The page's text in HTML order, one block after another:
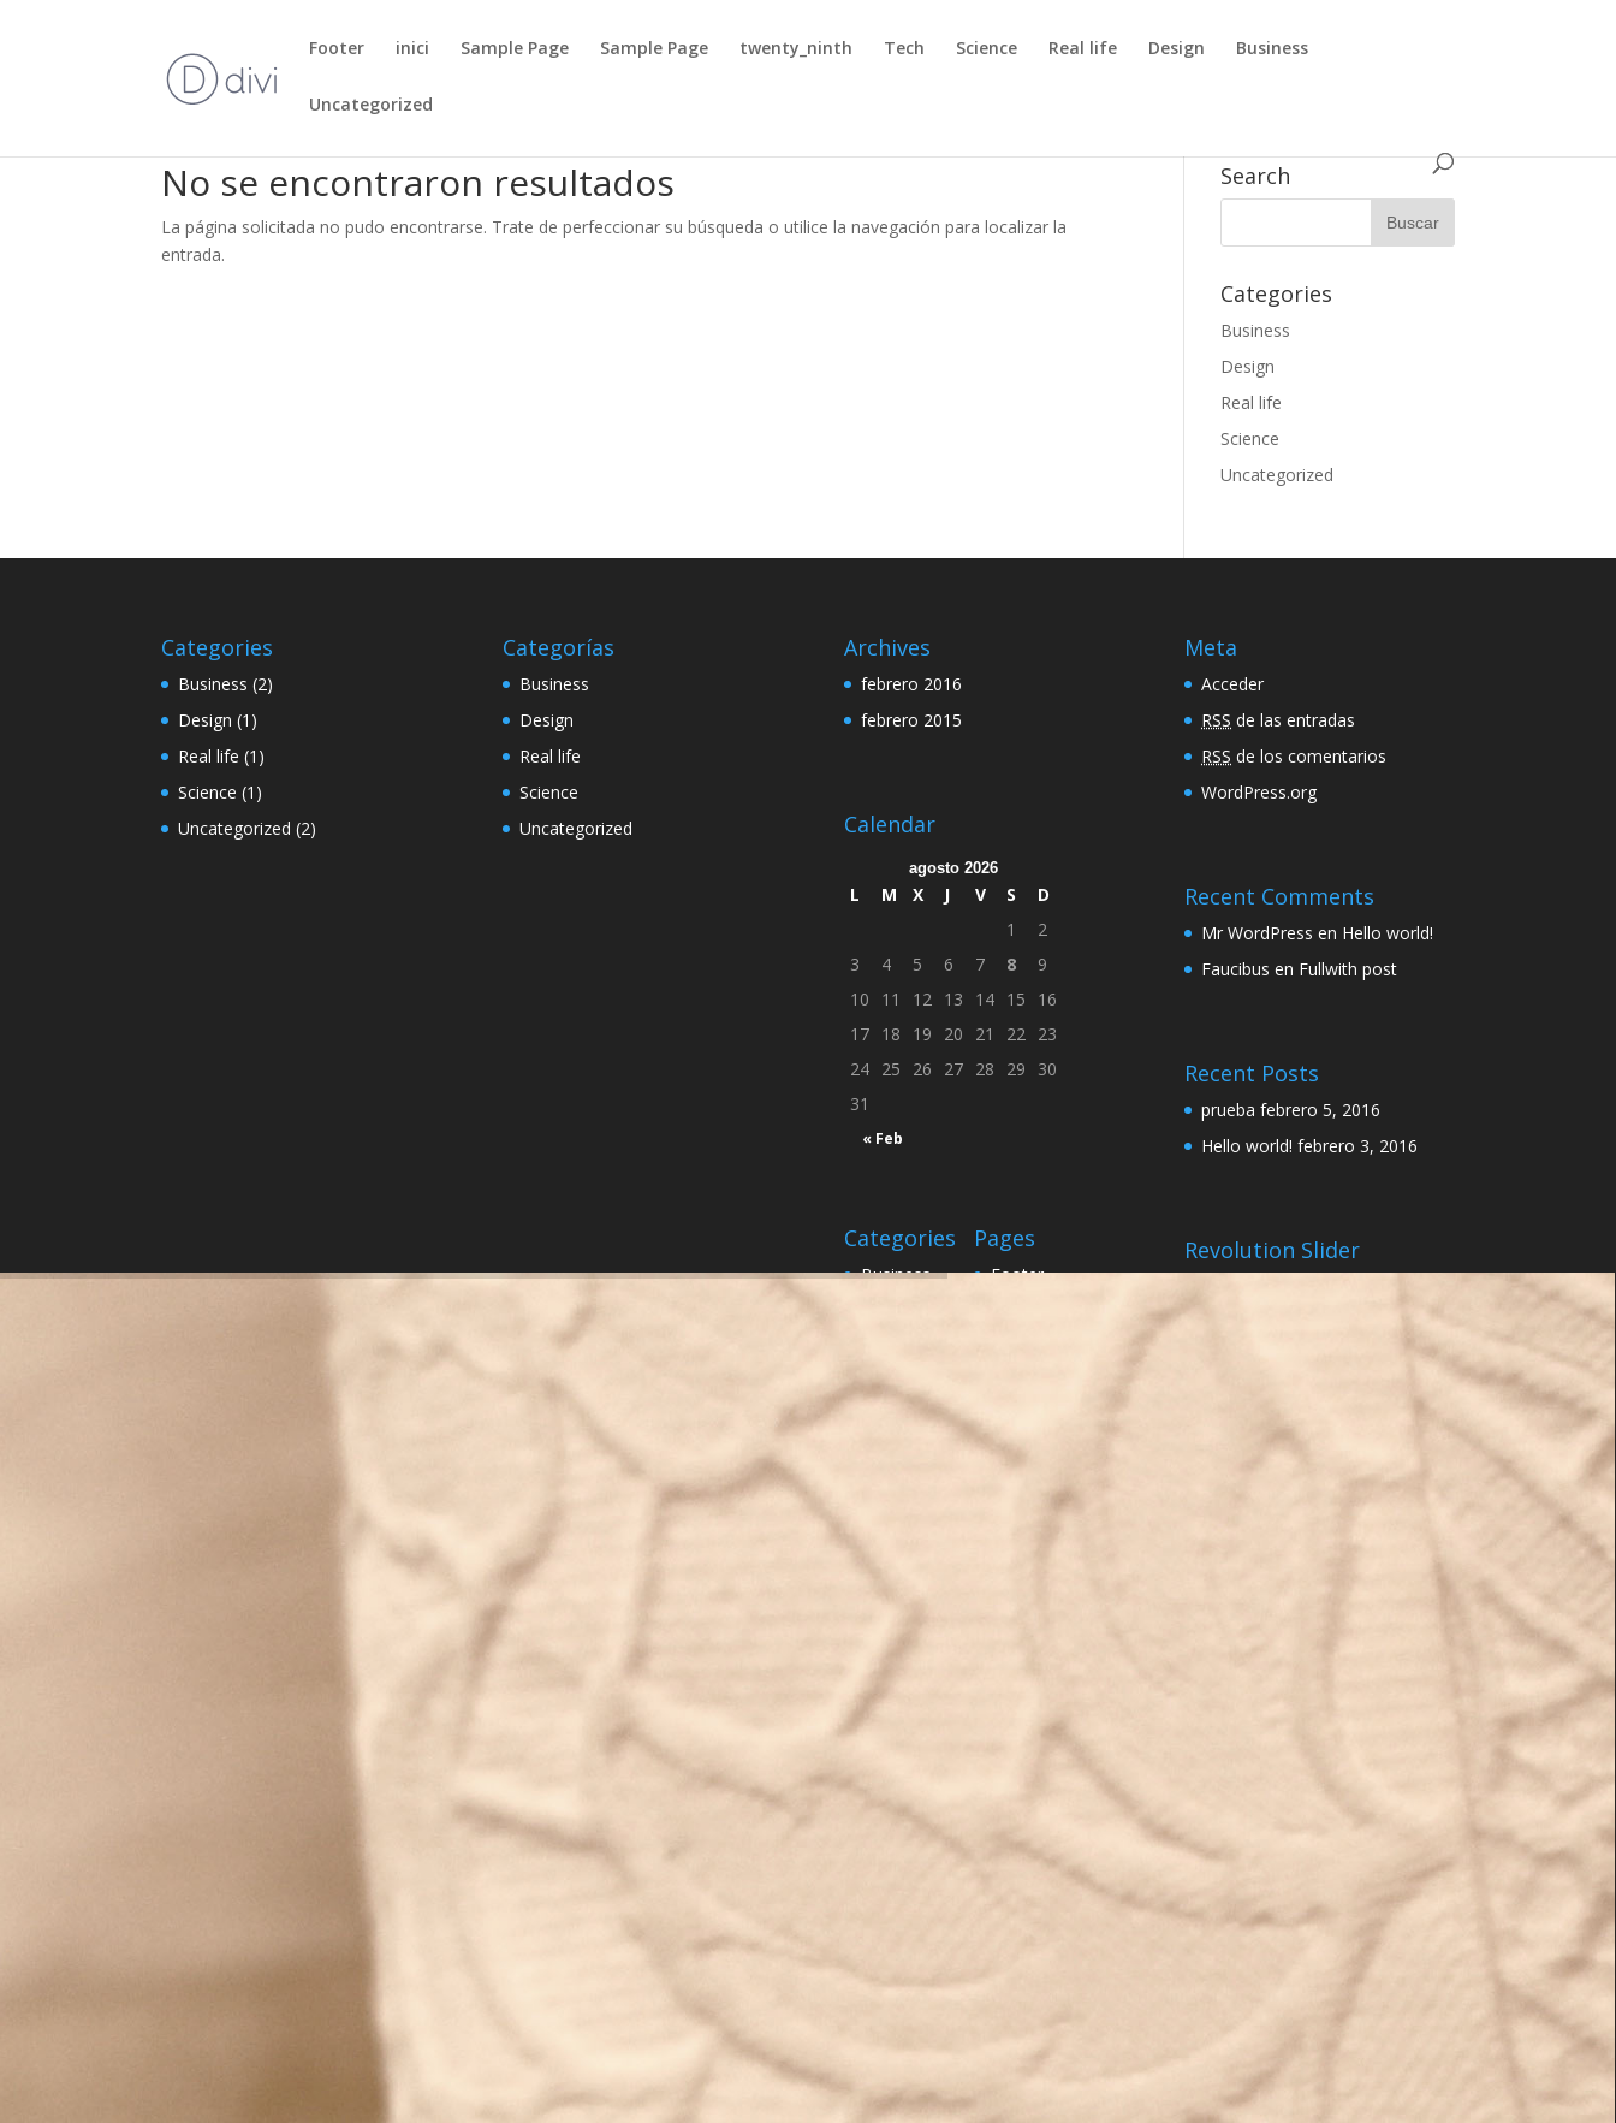
Footer inici Sample Page Sample Page twenty_ninth Tech Science Real life Design Business
Uncategorized
No se encontraron resultados
La página solicitada no pudo encontrarse. Trate de perfeccionar su búsqueda o utilice la navegación para localizar la
entrada.
Search
Categories
Business
Design
Real life
Science
Uncategorized
Categories
Business (2)
Design (1)
Real life (1)
Science (1)
Uncategorized (2)
Categorías
Business
Design
Real life
Science
Uncategorized
Archives
febrero 2016
febrero 2015
Calendar
agosto 2026
L M X J V S D
« Feb
1
2
3
4 5 6 7 8
9
10
11 12 13 14 15
16
17
18 19 20 21 22
23
24
25 26 27 28 29
30
31
Categories
Business
Science
Uncategorized
Pages
Footer
Meta
Acceder
RSS de las entradas
RSS de los comentarios
WordPress.org
Recent Comments
Mr WordPress en Hello world!
Faucibus en Fullwith post
Recent Posts
prueba febrero 5, 2016
Hello world! febrero 3, 2016
Revolution Slider